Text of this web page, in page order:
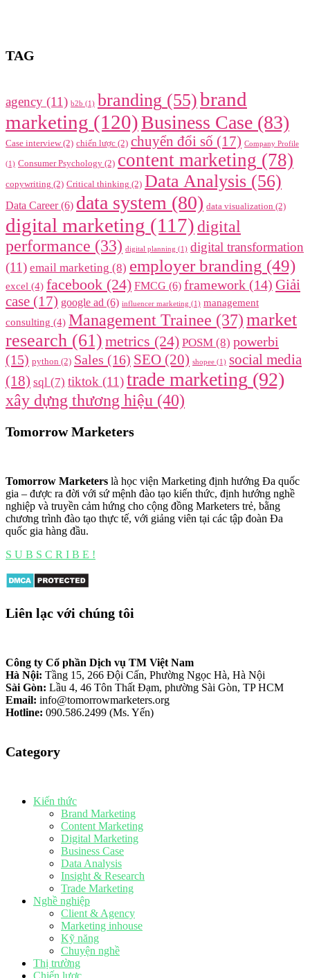
TAG
agency (11) b2b (1) branding (55)brand
marketing (120)Business Case (83)
Case interview(2) chiến lược (2) chuyển đổi số (17) Company Profile
(1) Consumer Psychology (2) content marketing (78)
copywriting (2) Critical thinking (2) Data Analysis (56)
Data Career(6) data system (80) data visualization (2)
digital marketing (117) digital
performance (33) digital planning (1) digital transformation
(11) email marketing (8) employer branding (49)
excel (4) facebook (24) FMCG (6) framework (14) Giải
case (17) google ad (6) influencer marketing (1) management
consulting (4) Management Trainee (37)market
research (61) metrics (24) POSM (8) powerbi
(15) python (2) Sales (16) SEO (20) shopee (1) social media
(18) sql (7) tiktok (11)trade marketing (92)
xây dựng thương hiệu (40)
Tomorrow Marketers
Tomorrow Marketers là học viện Marketing định hướng Đa quốc
gia – được ra đời với sứ mệnh đào tạo kiến thức, định hướng nghề
nghiệp và truyền cảm hứng cho cộng đồng Marketers trẻ, bằng
chương trình đào tạo thực tế, với giảng viên tại các tập đoàn Đa
quốc gia hàng đầu.
S U B S C R I B E !
Liên lạc với chúng tôi
Công ty Cổ phần Dịch vụ TM Việt Nam
Hà Nội: Tầng 15, 266 Đội Cấn, Phường Ngọc Hà, Hà Nội
Sài Gòn: Lầu 4, 46 Tôn Thất Đạm, phường Sài Gòn, TP HCM
Email: info@tomorrowmarketers.org
Hotline: 090.586.2499 (Ms. Yến)
Category
Kiến thức
Brand Marketing
Content Marketing
Digital Marketing
Business Case
Data Analysis
Insight & Research
Trade Marketing
Nghề nghiệp
Client & Agency
Marketing inhouse
Kỹ năng
Chuyện nghề
Thị trường